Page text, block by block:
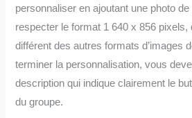
personnaliser en ajoutant une photo
respecter le format 1 640 x 856 pixels,
différent des autres formats d’images
terminer la personnalisation, vous
description qui indique clairement le
du groupe.